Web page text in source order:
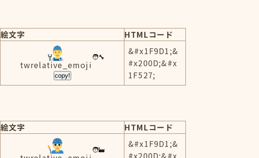
絵文字
HTMLコード
twrelative_emoji
copy!
&#x1F9D1;&
#x200D;&#x
1F527;
絵文字
HTMLコード
&#x1F9D1;&
#x200D;&#x